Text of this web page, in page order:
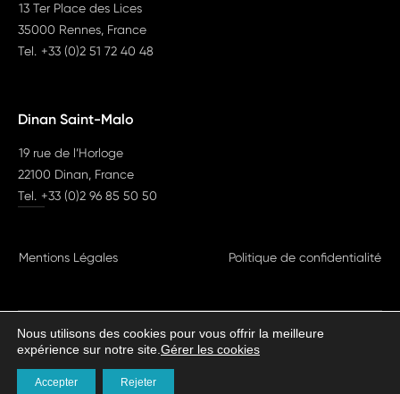
Mentions Légales Politique de confidentialité
13 Ter Place des Lices
35000 Rennes, France
Tel. +33 (0)2 51 72 40 48
Dinan Saint-Malo
19 rue de l’Horloge
22100 Dinan, France
Tel. +33 (0)2 96 85 50 50
HAROLDAVOCATS©2026Tous droits réservés
Nous utilisons des cookies pour vous offrir la meilleure
expérience sur notre site. Gérer les cookies
Accepter Rejeter